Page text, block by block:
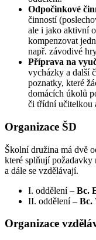
Odpočinkové
činností
ale i jako aktivní
kompenzovat
např. závodivé
Příprava na
vycházky a další
poznatky, které
domácích úkolů
či třídní učitelkou
Organizace ŠD
Školní družina má dvě
které splňují požadavky
a dále se vzdělávají.
I. oddělení – Bc.
II. oddělení – Bc.
Organizace